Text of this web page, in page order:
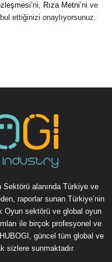
’ni, Rıza Metni’ni ve
ettiğinizi onaylıyorsunuz.
alanında Türkiye ve
raporlar sunan Türkiye’nin
Oyun sektörü ve global oyun
ile birçok profesyonel ve
güncel tüm global ve
sizlere sunmaktadır.